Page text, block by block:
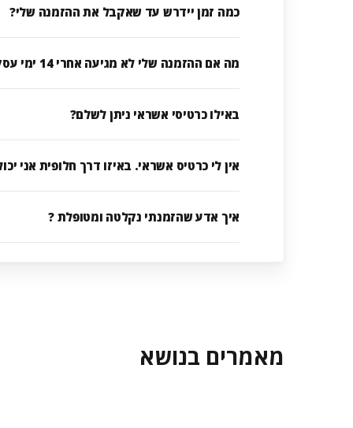
כמה זמן יידרש עד שאקבל את ההזמנה שלי?
מה אם ההזמנה שלי לא מגיעה אחרי 14 ימי עסקים?
באילו כרטיסי אשראי ניתן לשלם?
אין לי כרטיס אשראי. באיזו דרך חלופית אני
איך אדע שהזמנתי נקלטה ומטופלת ?
מאמרים בנושא